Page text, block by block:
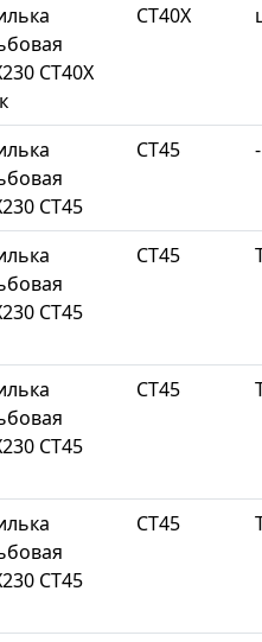
СТ40Х
СТ40Х
СТ45
СТ45 -
СТ45
СТ45
СТ45
СТ45
СТ45
СТ45